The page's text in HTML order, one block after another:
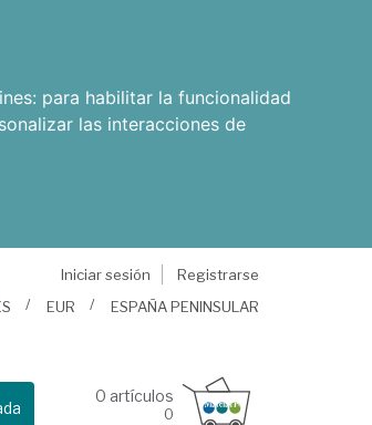
para habilitar la funcionalidad
las interacciones de
Iniciar sesión
Registrarse
EUR ESPAÑA PENINSULAR
0 artículos
0